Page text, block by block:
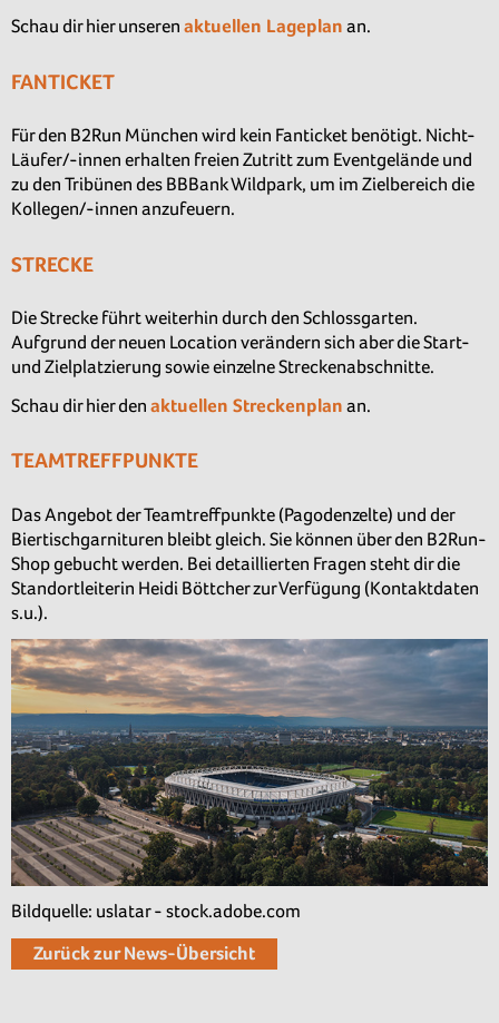
Schau dir hier unseren aktuellen Lageplan an.
FANTICKET
Für den B2Run München wird kein Fanticket benötigt. Nicht-
Läufer/-innen erhalten freien Zutritt zum Eventgelände und
zu den Tribünen des BBBank Wildpark, um im Zielbereich die
Kollegen/-innen anzufeuern.
STRECKE
Die Strecke führt weiterhin durch den Schlossgarten.
Aufgrund der neuen Location verändern sich aber die Start-
und Zielplatzierung sowie einzelne Streckenabschnitte.
Schau dir hier den aktuellen Streckenplan an.
TEAMTREFFPUNKTE
Das Angebot der Teamtreffpunkte (Pagodenzelte) und der
Biertischgarnituren bleibt gleich. Sie können über den B2Run-
Shop gebucht werden. Bei detaillierten Fragen steht dir die
Standortleiterin Heidi Böttcher zur Verfügung (Kontaktdaten
s.u.).
Bildquelle: uslatar - stock.adobe.com
Zurück zur News-Übersicht